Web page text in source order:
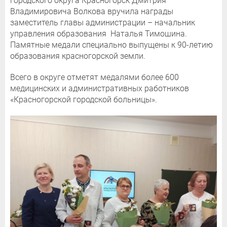
Владимировича Волкова вручила награды
заместитель главы администрации – начальник
управления образования Наталья Тимошина.
Памятные медали специально выпущены к 90-летию
образования красногорской земли.
Всего в округе отметят медалями более 600
медицинских и административных работников
«Красногорской городской больницы».